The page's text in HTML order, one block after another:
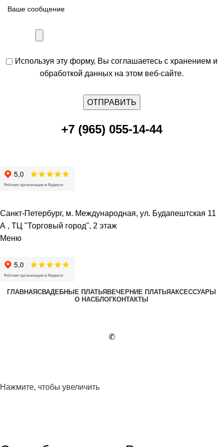
Используя эту форму, Вы соглашаетесь с хранением и
обработкой данных на этом веб-сайте.
+7 (965) 055-14-44
Санкт-Петербург, м. Международная, ул. Будапештская 11
А , ТЦ "Торговый город", 2 этаж
Меню
ГЛАВНАЯСВАДЕБНЫЕ ПЛАТЬЯ ВЕЧЕРНИЕ ПЛАТЬЯАКСЕССУАРЫ
О НАСБЛОГКОНТАКТЫ
✆
Нажмите, чтобы увеличить